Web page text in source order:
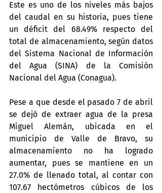
Este es uno de los niveles más bajos
del caudal en su historia, pues tiene
un déficit del 68.49% respecto del
total de almacenamiento, según datos
del Sistema Nacional de Información
del Agua (SINA) de la Comisión
Nacional del Agua (Conagua).
Pese a que desde el pasado 7 de abril
se dejó de extraer agua de la presa
Miguel Alemán, ubicada en el
municipio de Valle de Bravo, su
almacenamiento no ha logrado
aumentar, pues se mantiene en un
27.0% de llenado total, al contar con
107.67 hectómetros cúbicos de los